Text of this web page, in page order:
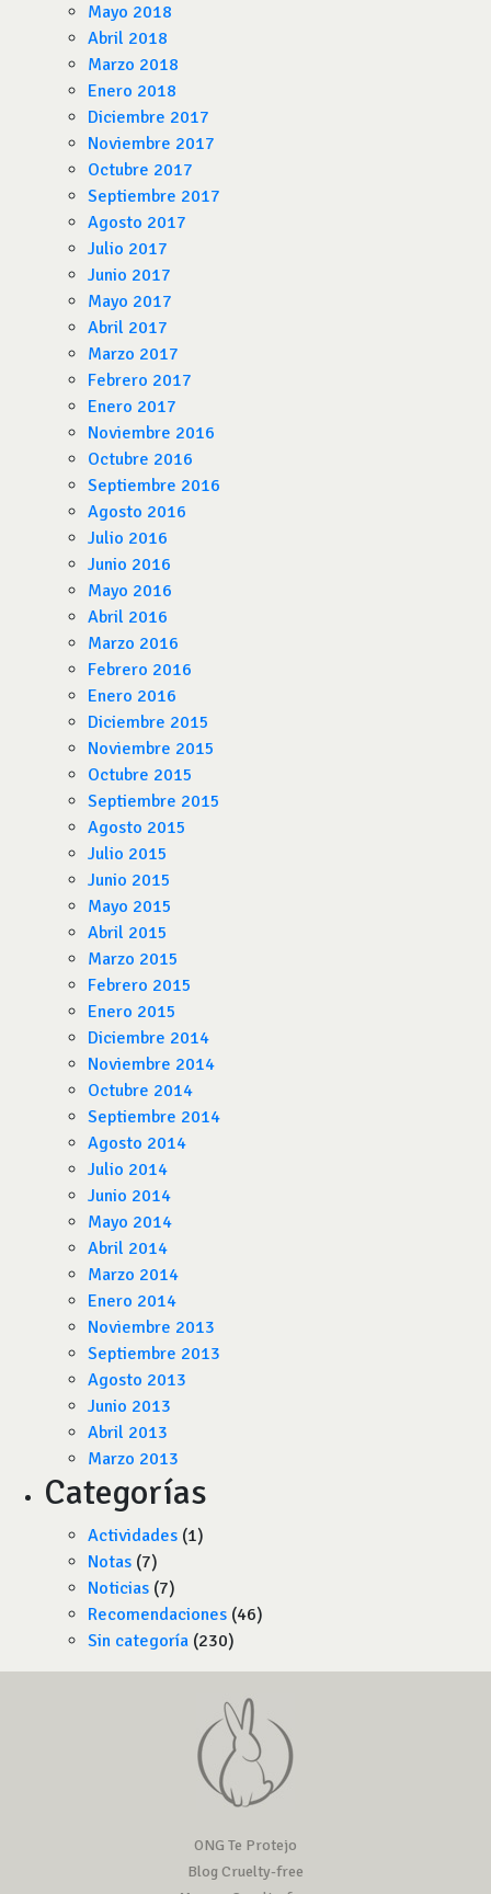
Mayo 2018
Abril 2018
Marzo 2018
Enero 2018
Diciembre 2017
Noviembre 2017
Octubre 2017
Septiembre 2017
Agosto 2017
Julio 2017
Junio 2017
Mayo 2017
Abril 2017
Marzo 2017
Febrero 2017
Enero 2017
Noviembre 2016
Octubre 2016
Septiembre 2016
Agosto 2016
Julio 2016
Junio 2016
Mayo 2016
Abril 2016
Marzo 2016
Febrero 2016
Enero 2016
Diciembre 2015
Noviembre 2015
Octubre 2015
Septiembre 2015
Agosto 2015
Julio 2015
Junio 2015
Mayo 2015
Abril 2015
Marzo 2015
Febrero 2015
Enero 2015
Diciembre 2014
Noviembre 2014
Octubre 2014
Septiembre 2014
Agosto 2014
Julio 2014
Junio 2014
Mayo 2014
Abril 2014
Marzo 2014
Enero 2014
Noviembre 2013
Septiembre 2013
Agosto 2013
Junio 2013
Abril 2013
Marzo 2013
Categorías
Actividades (1)
Notas (7)
Noticias (7)
Recomendaciones (46)
Sin categoría (230)
ONG Te Protejo
Blog Cruelty-free